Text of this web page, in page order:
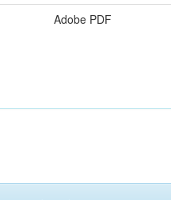
Adobe PDF